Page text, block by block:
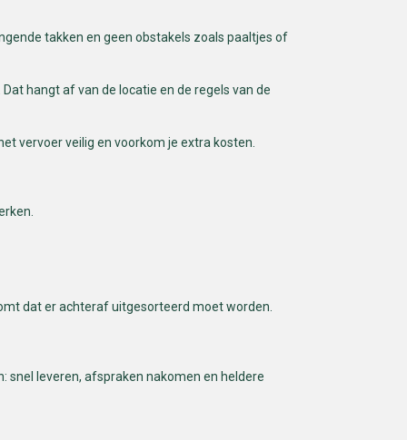
takken en geen obstakels zoals paaltjes of
hangt af van de locatie en de regels van de
vervoer veilig en voorkom je extra kosten.
dat er achteraf uitgesorteerd moet worden.
snel leveren, afspraken nakomen en heldere